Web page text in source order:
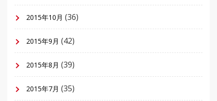
2015年10月 (36)
2015年9月 (42)
2015年8月 (39)
2015年7月 (35)